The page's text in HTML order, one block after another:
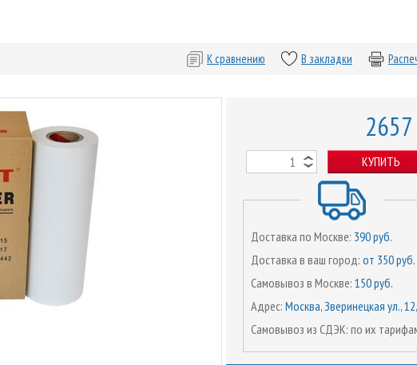
В закладки
К сравнению
2657
КУПИТЬ
Доставка по Москве: 390 руб.
Доставка в ваш город: от 350 руб.
Самовывоз в Москве: 150 руб.
Адрес: Москва, Зверинецкая ул.,
Самовывоз из СДЭК: по их